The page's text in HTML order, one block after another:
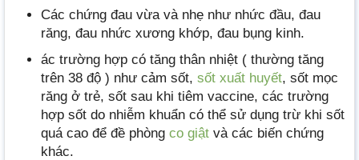
Các chứng đau vừa và nhẹ như nhức đầu, đau
răng, đau nhức xương khớp, đau bụng kinh.
ác trường hợp có tăng thân nhiệt ( thường tăng
trên 38 độ ) như cảm sốt, sốt xuất huyết, sốt mọc
răng ở trẻ, sốt sau khi tiêm vaccine, các trường
hợp sốt do nhiễm khuẩn có thể sử dụng trừ khi sốt
quá cao để đề phòng co giật và các biến chứng
khác.